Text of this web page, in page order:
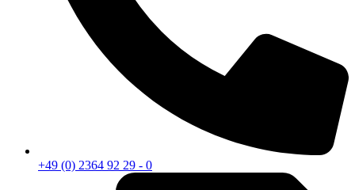
+49 (0) 2364 92 29 - 0